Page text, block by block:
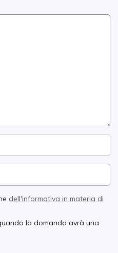
dell'informativa in materia di
la domanda avrà una